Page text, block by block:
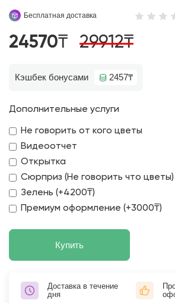
Бесплатная доставка
24570₸ 29912₸
Кэшбек бонусами 2457₸
Дополнительные услуги
Не говорить от кого цветы
Видеоотчет
Открытка
Сюрприз (Не говорить что цветы)
Зелень (+4200₸)
Премиум оформление (+3000₸)
Купить
Доставка в течение
дня